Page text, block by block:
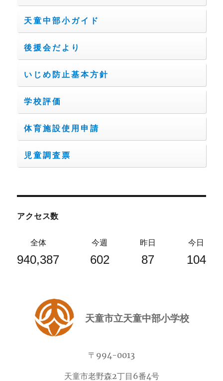
天童中部小ガイド
後援会だより
いじめ防止基本方針
学校評価
体育施設使用申請
児童調査票
アクセス数
全体
940,387
今週
602
昨日
87
今日
104
天童市立天童中部小学校
〒994-0013
天童市老野森2丁目6番4号